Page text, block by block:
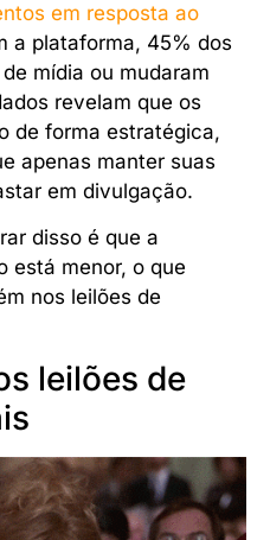
em resposta ao
a plataforma, 45% dos
mídia ou mudaram
revelam que os
de forma estratégica,
apenas manter suas
em divulgação.
disso é que a
está menor, o que
nos leilões de
leilões de